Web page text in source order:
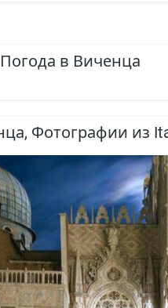
Погода в Виченца
Фотографии из